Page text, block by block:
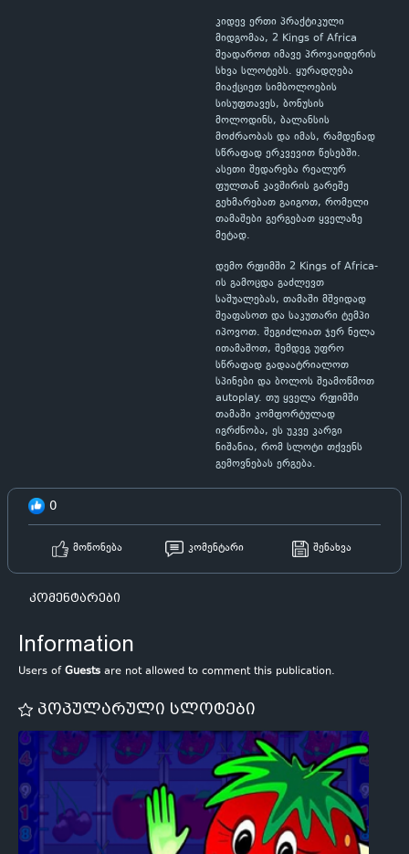
კიდევ ერთი პრაქტიკული
მიდგომაა, 2 Kings of Africa
შეადაროთ იმავე პროვაიდერის
სხვა სლოტებს. ყურადღება
მიაქციეთ სიმბოლოების
სისუფთავეს, ბონუსის
მოლოდინს, ბალანსის
მოძრაობას და იმას, რამდენად
სწრაფად ერკვევით წესებში.
ასეთი შედარება რეალურ
ფულთან კავშირის გარეშე
გეხმარებათ გაიგოთ, რომელი
თამაშები გერგებათ ყველაზე
მეტად.
დემო რეჟიმში 2 Kings of Africa-
ის გამოცდა გაძლევთ
საშუალებას, თამაში მშვიდად
შეაფასოთ და საკუთარი ტემპი
იპოვოთ. შეგიძლიათ ჯერ ნელა
ითამაშოთ, შემდეგ უფრო
სწრაფად გადაატრიალოთ
სპინები და ბოლოს შეამოწმოთ
autoplay. თუ ყველა რეჟიმში
თამაში კომფორტულად
იგრძნობა, ეს უკვე კარგი
ნიშანია, რომ სლოტი თქვენს
გემოვნებას ერგება.
0
მოწონება კომენტარი შენახვა
კომენტარები
Information
Users ofGuests are not allowed to comment this publication.
პოპულარული სლოტები